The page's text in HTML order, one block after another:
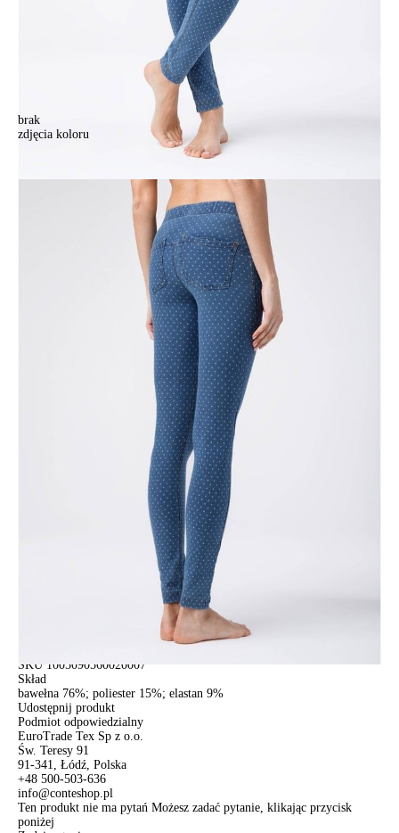
brak
zdjęcia koloru
Legginsy damskie CONTE ELEGANT SABINA, r.164-90, blue
Legginsy damskie CONTE ELEGANT SABINA, r.164-90, blue
214,90 zł
+
DODAJ DO KOSZYKA
POWIADOM MNIE O DOSTĘPNOŚCI
ПОЛУЧИТЬ ПО EMAIL
darmowa od 99 zł
czas dostawy: 1-2 dni robocze
darmowa od 50 zł
czas dostawy: 1-2 dni robocze
w sklepie Conte (Łodz)
pn.- czw. 8:00 - 16:00, pt. 8:00 - 14:00
SKU 1005090560020007
Skład
bawełna 76%; poliester 15%; elastan 9%
Udostępnij produkt
Podmiot odpowiedzialny
EuroTrade Tex Sp z o.o.
Św. Teresy 91
91-341, Łódź, Polska
+48 500-503-636
info@conteshop.pl
Ten produkt nie ma pytań Możesz zadać pytanie, klikając przycisk
poniżej